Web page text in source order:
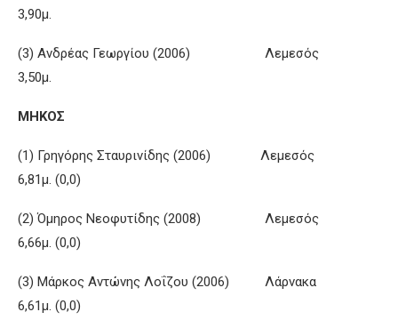
3,90μ.
(3) Ανδρέας Γεωργίου (2006) Λεμεσός
3,50μ.
ΜΗΚΟΣ
(1) Γρηγόρης Σταυρινίδης (2006) Λεμεσός
6,81μ. (0,0)
(2) Όμηρος Νεοφυτίδης (2008) Λεμεσός
6,66μ. (0,0)
(3) Μάρκος Αντώνης Λοΐζου (2006) Λάρνακα
6,61μ. (0,0)